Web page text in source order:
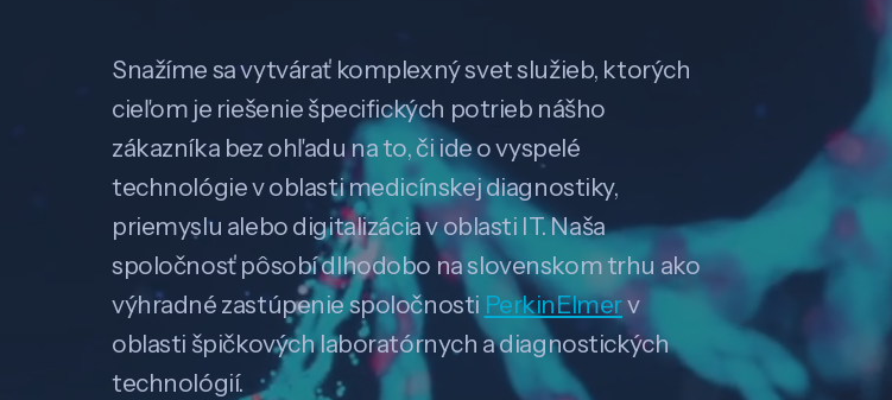
Snažíme sa vytvárať komplexný svet služieb, ktorých
cieľom je riešenie špecifických potrieb nášho
zákazníka bez ohľadu na to, či ide o vyspelé
technológie v oblasti medicínskej diagnostiky,
priemyslu alebo digitalizácia v oblasti IT. Naša
spoločnosť pôsobí dlhodobo na slovenskom trhu ako
výhradné zastúpenie spoločnosti PerkinElmerv
oblasti špičkových laboratórnych a diagnostických
technológií.